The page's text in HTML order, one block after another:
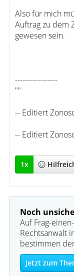
Also für mich
Auftrag zu dem
gewesen sein.
-----------------
""
-- Editiert
-- Editiert
1x
Noch
Auf Frag-
Rechtsanwalt
bestimmen
Jetzt zum